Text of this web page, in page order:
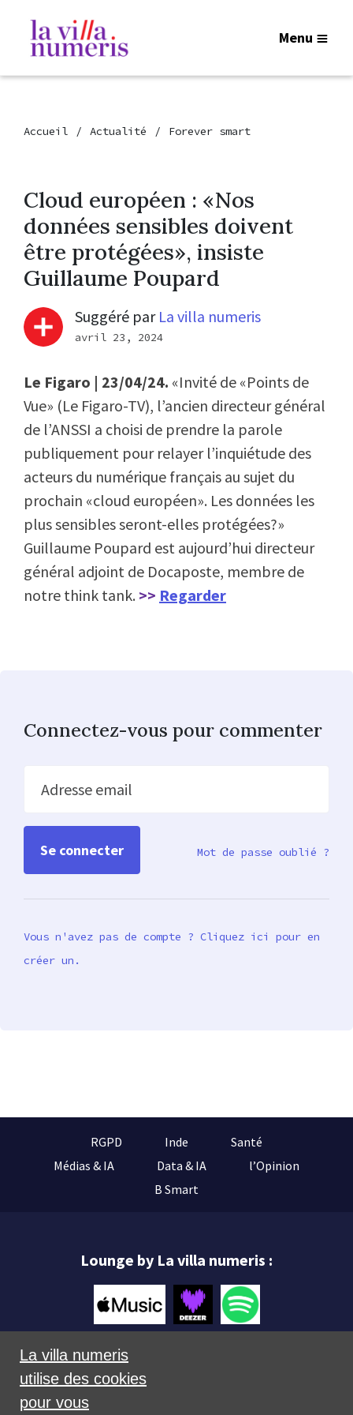
Menu
Accueil Actualité Forever smart
Cloud européen : «Nos
données sensibles doivent
être protégées», insiste
Guillaume Poupard
Suggéré par La villa numeris
avril 23, 2024
Le Figaro | 23/04/24. «Invité de «Points de
Vue» (Le Figaro-TV), l’ancien directeur général
de l’ANSSI a choisi de prendre la parole
publiquement pour relayer l’inquiétude des
acteurs du numérique français au sujet du
prochain «cloud européen». Les données les
plus sensibles seront-elles protégées?»
Guillaume Poupard est aujourd’hui directeur
général adjoint de Docaposte, membre de
notre think tank. >> Regarder
Connectez-vous pour commenter
Adresse email
Mot de passe oublié ?
Vous n'avez pas de compte ? Cliquez ici pour en
créer un.
RGPD Inde
Santé
Médias & IA
Data & IA
l’Opinion
B Smart
Lounge by La villa numeris :
La villa numeris
utilise des cookies
pour vous